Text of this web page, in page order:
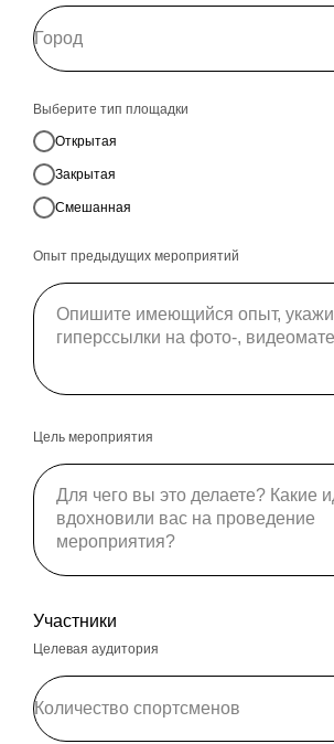
Выберите тип площадки
Открытая
Закрытая
Смешанная
Опыт предыдущих мероприятий
Цель мероприятия
Участники
Целевая аудитория